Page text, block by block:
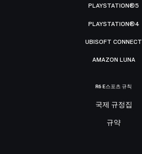
PLAYSTATION®5
PLAYSTATION®4
UBISOFT CONNECT
AMAZON LUNA
R6 E스포츠 규칙
국제 규정집
규약